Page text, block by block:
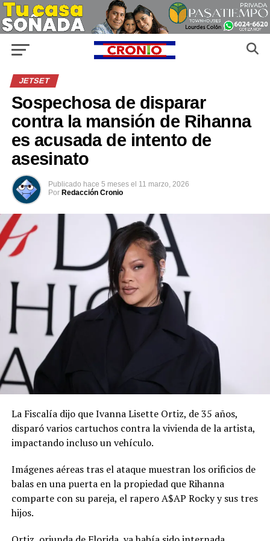
JETSET
Sospechosa de disparar
contra la mansión de Rihanna
es acusada de intento de
asesinato
Publicado hace 5 meses el 11 marzo, 2026
Por Redacción Cronio
La Fiscalía dijo que Ivanna Lisette Ortiz, de 35 años,
disparó varios cartuchos contra la vivienda de la artista,
impactando incluso un vehículo.
Imágenes aéreas tras el ataque muestran los orificios de
balas en una puerta en la propiedad que Rihanna
comparte con su pareja, el rapero A$AP Rocky y sus tres
hijos.